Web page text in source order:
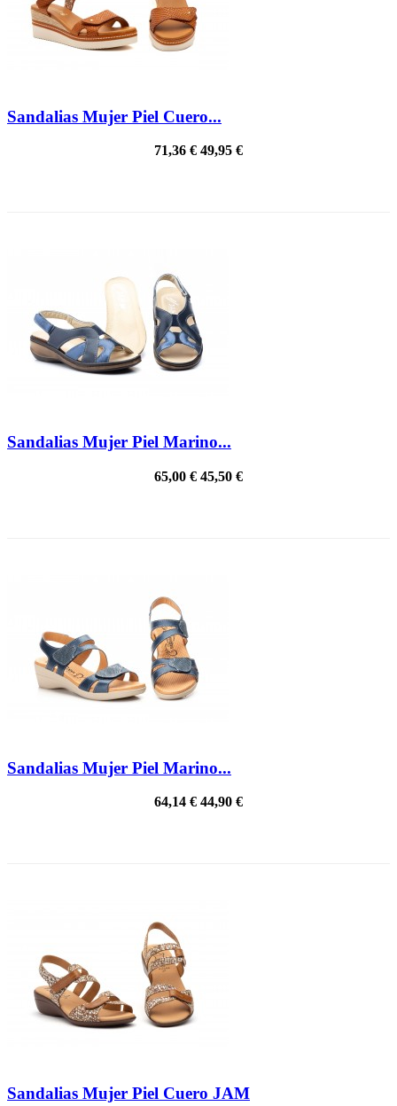
Sandalias Mujer Piel Cuero...
71,36 € 49,95 €
Sandalias Mujer Piel Marino...
65,00 € 45,50 €
Sandalias Mujer Piel Marino...
64,14 € 44,90 €
Sandalias Mujer Piel Cuero JAM